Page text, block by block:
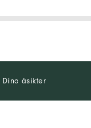
Dina åsikter